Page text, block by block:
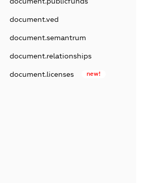
document.ved
document.semantrum
document.relationships
document.licenses new!